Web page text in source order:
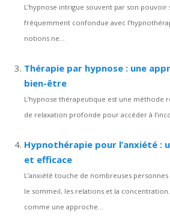
L’hypnose intrigue souvent par son pouvoir
fréquemment confondue avec
notions ne...
Thérapie par hypnose : une
bien-être
L’hypnose thérapeutique est une méthode
de relaxation profonde pour accéder à
Hypnothérapie pour l’anxiété :
et efficace
L’anxiété touche de nombreuses
le sommeil, les relations et la
comme une approche...